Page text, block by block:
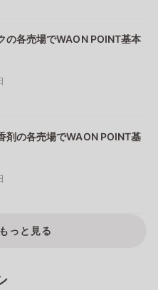
の各売場でWAON POINT基本
剤の各売場でWAON POINT基
っと見る